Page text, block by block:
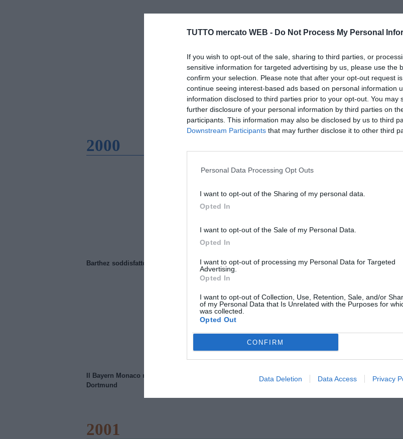
TUTTO mercato WEB - Do Not Process My Personal
If you wish to opt-out of the sale, sharing to third parties, or
sensitive information for targeted advertising by us, please use the
confirm your selection. Please note that after your opt-out request
continue seeing interest-based ads based on personal information
information disclosed to third parties prior to your opt-out. You may
further disclosure of your personal information by third parties on
participants. This information may also be disclosed by us to third
Downstream Participants that may further disclose it to other third
Personal Data Processing Opt Outs
I want to opt-out of the Sharing of my personal data.
Opted In
I want to opt-out of the Sale of my Personal Data.
Opted In
I want to opt-out of processing my Personal Data for Targeted
Advertising.
Opted In
I want to opt-out of Collection, Use, Retention, Sale, and/or
of my Personal Data that Is Unrelated with the Purposes for
was collected.
Opted Out
CONFIRM
Data Deletion Data Access Privacy
2000
Barthez soddisfatto del Manchester United Il Rayo Vallecano spinge per Zamorano
Il Bayern Monaco ridimensiona il Borussia
Dortmund
Wiltord vuole giocare
2001